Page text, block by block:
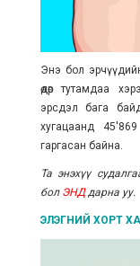
Энэ бол
өдөр тутамдаа
эрсдэл бага
хугацаанд
гаргасан байна.
Та энэхүү
бол ЭНДдарна уу.
ЭЛЭГНИЙ ХОРТ